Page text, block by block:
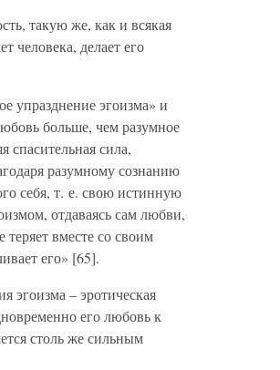
такую же, как и всякая
человека, делает его
упразднение эгоизма» и
больше, чем разумное
спасительная сила,
разумному сознанию
себя, т. е. свою истинную
отдаваясь сам любви,
вместе со своим
его» [65].
эгоизма – эротическая
его любовь к
столь же сильным